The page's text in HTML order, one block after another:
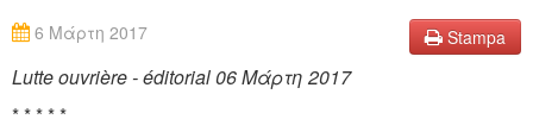
Stampa
6 Μάρτη 2017
Lutte ouvrière - éditorial 06 Μάρτη 2017
* * * * *